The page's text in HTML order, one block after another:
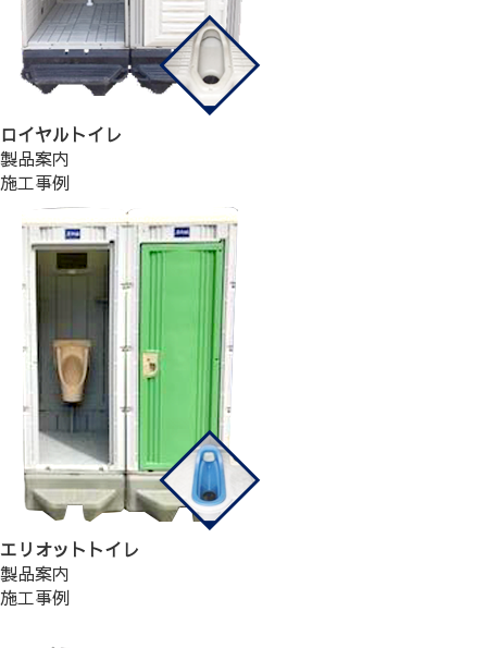
ロイヤルトイレ
製品案内
施工事例
エリオットトイレ
製品案内
施工事例